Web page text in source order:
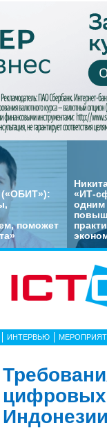
поможет
«ИТ-
одним
ИНТЕРВЬЮ
цифровых
Индонезии